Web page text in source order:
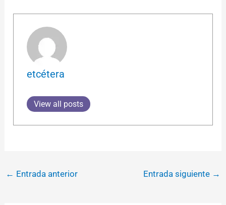
etcétera
View all posts
← Entrada anterior Entrada siguiente →